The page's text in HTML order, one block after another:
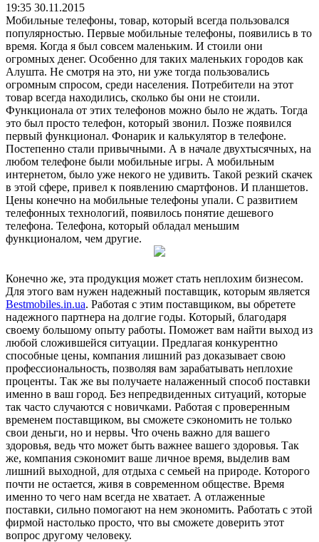
19:35 30.11.2015
Мобильные телефоны, товар, который всегда пользовался
популярностью. Первые мобильные телефоны, появились в то
время. Когда я был совсем маленьким. И стоили они
огромных денег. Особенно для таких маленьких городов как
Алушта. Не смотря на это, ни уже тогда пользовались
огромным спросом, среди населения. Потребители на этот
товар всегда находились, сколько бы они не стоили.
Функционала от этих телефонов можно было не ждать. Тогда
это был просто телефон, который звонил. Позже появился
первый функционал. Фонарик и калькулятор в телефоне.
Постепенно стали привычными. А в начале двухтысячных, на
любом телефоне были мобильные игры. А мобильным
интернетом, было уже некого не удивить. Такой резкий скачек
в этой сфере, привел к появлению смартфонов. И планшетов.
Цены конечно на мобильные телефоны упали. С развитием
телефонных технологий, появилось понятие дешевого
телефона. Телефона, который обладал меньшим
функционалом, чем другие.
Конечно же, эта продукция может стать неплохим бизнесом.
Для этого вам нужен надежный поставщик, которым является
Bestmobiles.in.ua. Работая с этим поставщиком, вы обретете
надежного партнера на долгие годы. Который, благодаря
своему большому опыту работы. Поможет вам найти выход из
любой сложившейся ситуации. Предлагая конкурентно
способные цены, компания лишний раз доказывает свою
профессиональность, позволяя вам зарабатывать неплохие
проценты. Так же вы получаете налаженный способ поставки
именно в ваш город. Без непредвиденных ситуаций, которые
так часто случаются с новичками. Работая с проверенным
временем поставщиком, вы сможете сэкономить не только
свои деньги, но и нервы. Что очень важно для вашего
здоровья, ведь что может быть важнее вашего здоровья. Так
же, компания сэкономит ваше личное время, выделив вам
лишний выходной, для отдыха с семьей на природе. Которого
почти не остается, живя в современном обществе. Время
именно то чего нам всегда не хватает. А отлаженные
поставки, сильно помогают на нем экономить. Работать с этой
фирмой настолько просто, что вы сможете доверить этот
вопрос другому человеку.